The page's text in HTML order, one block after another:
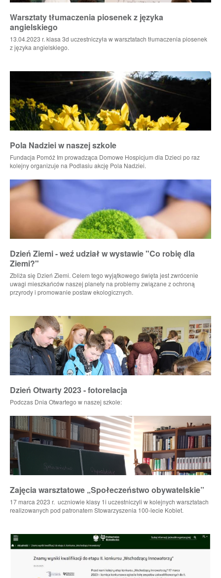
Warsztaty tłumaczenia piosenek z języka
angielskiego
13.04.2023 r. klasa 3d uczestniczyła w warsztatach tłumaczenia piosenek
z języka angielskiego.
Pola Nadziei w naszej szkole
Fundacja Pomóż Im prowadząca Domowe Hospicjum dla Dzieci po raz
kolejny organizuje na Podlasiu akcję Pola Nadziei.
Dzień Ziemi - weź udział w wystawie "Co robię dla
Ziemi?"
Zbliża się Dzień Ziemi. Celem tego wyjątkowego święta jest zwrócenie
uwagi mieszkańców naszej planety na problemy związane z ochroną
przyrody i promowanie postaw ekologicznych.
Dzień Otwarty 2023 - fotorelacja
Podczas Dnia Otwartego w naszej szkole:
Zajęcia warsztatowe „Społeczeństwo obywatelskie”
17 marca 2023 r. uczniowie klasy 1i uczestniczyli w kolejnych warsztatach
realizowanych pod patronatem Stowarzyszenia 100-lecie Kobiet.